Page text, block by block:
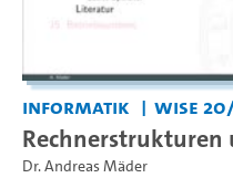
Informatik WiSe
Rechnerstrukturen
Dr. Andreas Mäder